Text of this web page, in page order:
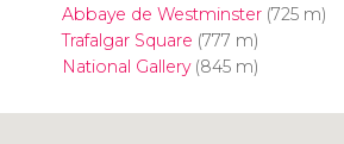
Abbaye de Westminster(725 m)
Trafalgar Square (777 m)
National Gallery(845 m)